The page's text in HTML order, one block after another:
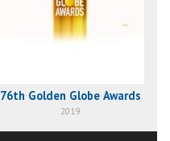
76th Golden Globe Awards
2019